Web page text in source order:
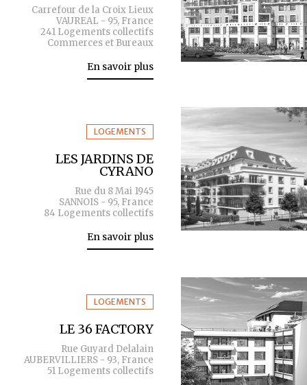
Carrefour de la Croix Lieux
VAUREAL - 95, France
241 Logements collectifs
Commerces et Bureaux
En savoir plus
LOGEMENTS
LES JARDINS DE
CYRANO
Rue du 8 Mai 1945
SANNOIS - 95, France
84 Logements collectifs
En savoir plus
LOGEMENTS
LE 36 FACTORY
Rue Guyard Delalain
AUBERVILLIERS - 93, France
51 Logements collectifs